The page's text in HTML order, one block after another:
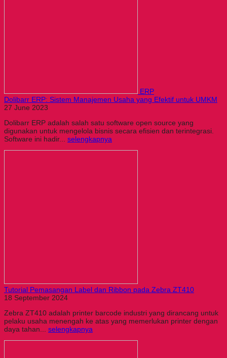
ERP
Dolibarr ERP: Sistem Manajemen Usaha yang Efektif untuk UMKM
27 June 2023
Dolibarr ERP adalah salah satu software open source yang
digunakan untuk mengelola bisnis secara efisien dan terintegrasi.
Software ini hadir... selengkapnya
Tutorial Pemasangan Label dan Ribbon pada Zebra ZT410
18 September 2024
Zebra ZT410 adalah printer barcode industri yang dirancang untuk
pelaku usaha menengah ke atas yang memerlukan printer dengan
daya tahan... selengkapnya